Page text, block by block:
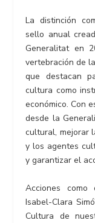
La distinción
sello anual
Generalitat en
vertebración de
que destacan
cultura como
económico. Con
desde la
cultural, mejorar
y los agentes
y garantizar el
Acciones como
Isabel-Clara
Cultura de